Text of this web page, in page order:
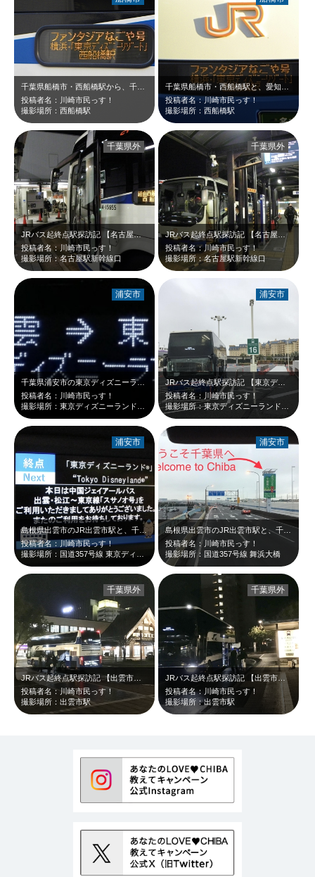
千葉県船橋市・西船橋駅から、千葉県浦安市「東京ディズニーリゾート」を経由して、…
投稿者名：川崎市民っす！
撮影場所：西船橋駅
投稿者名：川崎市民っす！
撮影場所：西船橋駅
JRバス起終点駅探訪記 【名古屋駅新幹線口】 千葉県から遥か離れた愛知…
投稿者名：川崎市民っす！
撮影場所：名古屋駅新幹線口
千葉県外
投稿者名：川崎市民っす！
撮影場所：名古屋駅新幹線口
千葉県外
千葉県浦安市の東京ディズニーランド・バスターミナル・ウエストと、遥か島根県出雲…
投稿者名：川崎市民っす！
浦安市
JRバス起終点駅探訪記 【東京ディズニーランド・バスターミナル・ウエスト】 …
投稿者名：川崎市民っす！
浦安市
島根県出雲市のJR出雲市駅と、千葉県浦安市の東京ディズニーランド・バスターミナ…
投稿者名：川崎市民っす！
浦安市
島根県出雲市のJR出雲市駅と、千葉県浦安市の東京ディズニーランド・バスターミナ…
投稿者名：川崎市民っす！
撮影場所：国道357号線 舞浜大橋
浦安市
JRバス起終点駅探訪記 【出雲市】 千葉県から遥か離れた島根県出雲市・…
投稿者名：川崎市民っす！
撮影場所：出雲市駅
千葉県外
JRバス起終点駅探訪記 【出雲市】 千葉県から遥か離れた島根県出雲市・…
投稿者名：川崎市民っす！
撮影場所：出雲市駅
千葉県外